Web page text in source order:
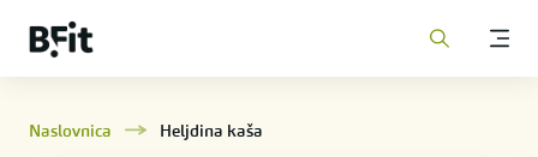
Naslovnica Heljdina kaša